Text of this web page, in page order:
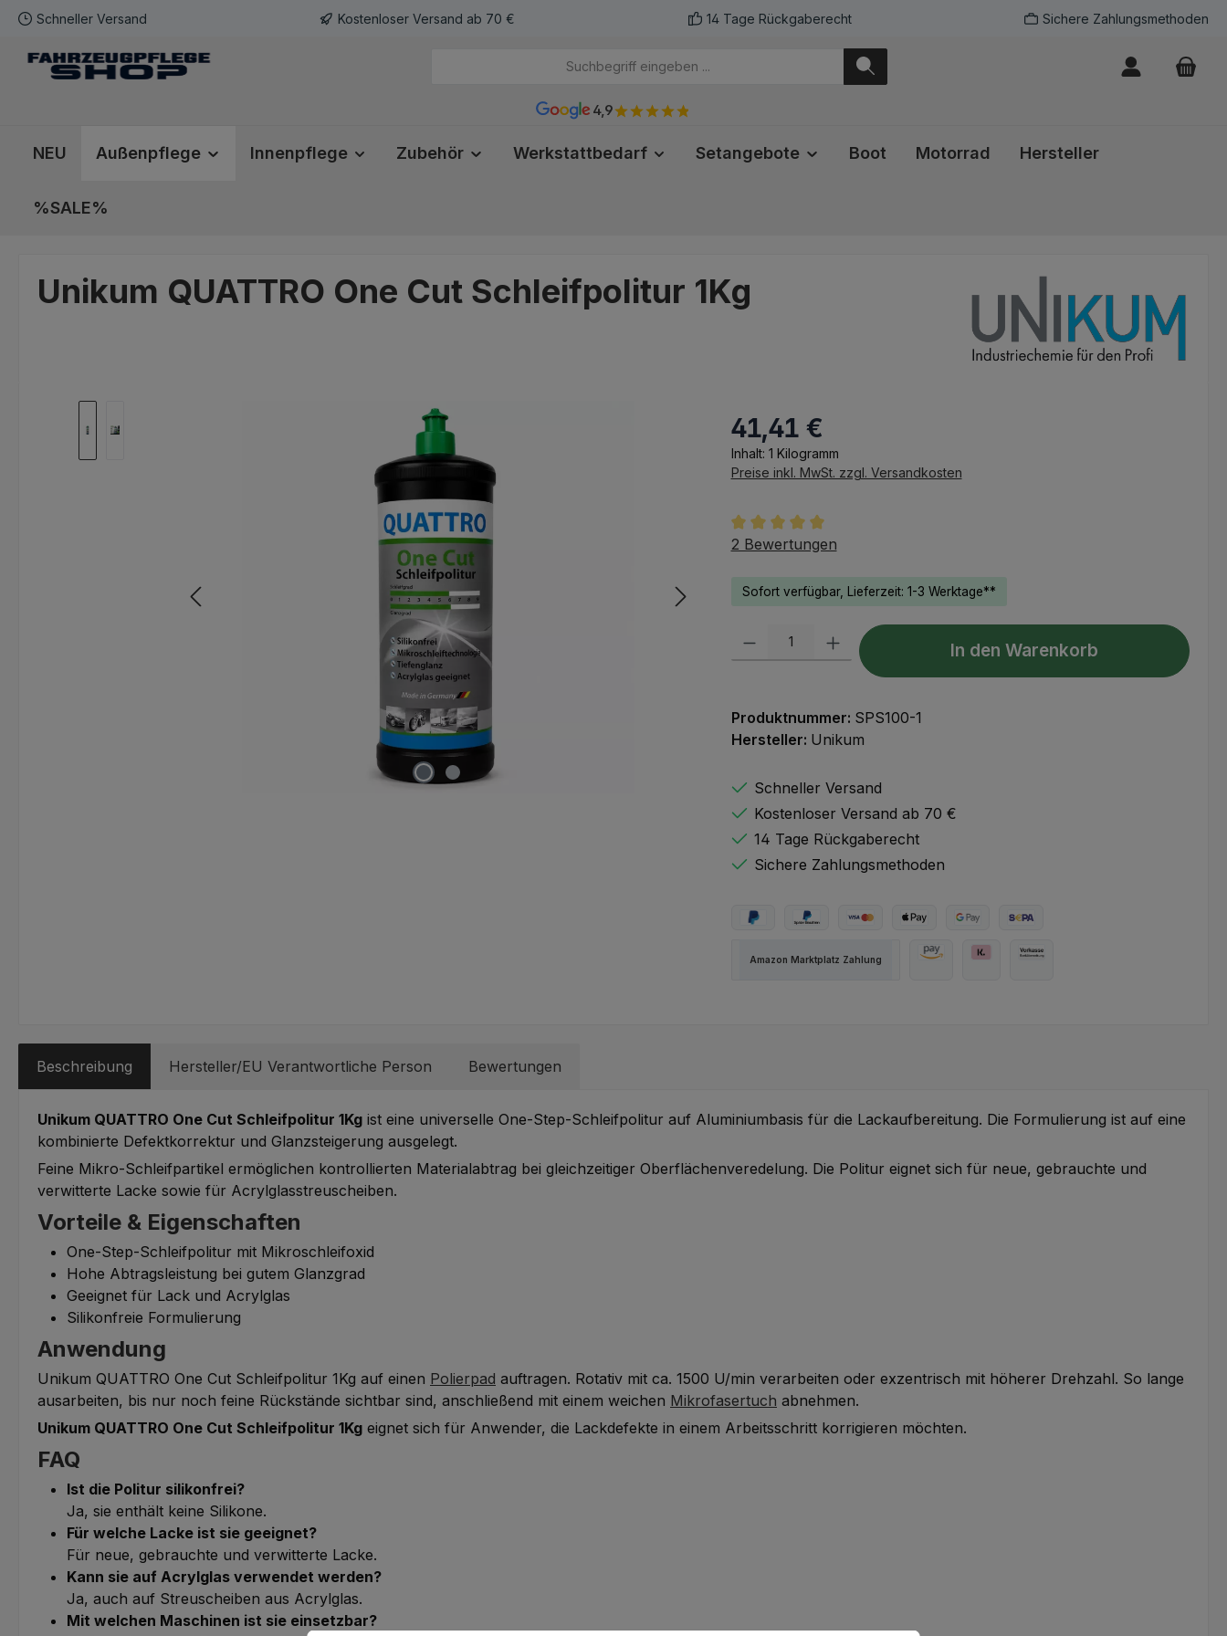
Hauptinhalt springen
Zur Suche springen
Zur Hauptnavigation springen
Schneller Versand Kostenloser Versand ab 70 € 14 Tage Rückgaberecht Sichere Zahlungsmethoden
4,9
NEU Außenpflege Innenpflege Zubehör Werkstattbedarf Setangebote Boot Motorrad Hersteller
%SALE%
Unikum QUATTRO One Cut Schleifpolitur 1Kg
Regulärer Preis:
41,41 €
Inhalt: 1 Kilogramm
Preise inkl. MwSt. zzgl. Versandkosten
Durchschnittliche Bewertung von 5 von 5 Sternen
2 Bewertungen
Sofort verfügbar, Lieferzeit: 1-3 Werktage**
Produkt Anzahl: Gib den gewünschten Wert ein oder benutze die Schaltflächen
In den Warenkorb
Produktnummer: SPS100-1
Hersteller: Unikum
Schneller Versand
Kostenloser Versand ab 70 €
14 Tage Rückgaberecht
Sichere Zahlungsmethoden
Amazon Marktplatz Zahlung
Beschreibung Hersteller/EU Verantwortliche Person Bewertungen
Unikum QUATTRO One Cut Schleifpolitur 1Kg ist eine universelle One-Step-Schleifpolitur auf Aluminiumbasis für die Lackaufbereitung. Die Formulierung ist auf eine
kombinierte Defektkorrektur und Glanzsteigerung ausgelegt.
Feine Mikro-Schleifpartikel ermöglichen kontrollierten Materialabtrag bei gleichzeitiger Oberflächenveredelung. Die Politur eignet sich für neue, gebrauchte und
verwitterte Lacke sowie für Acrylglasstreuscheiben.
Vorteile & Eigenschaften
One-Step-Schleifpolitur mit Mikroschleifoxid
Hohe Abtragsleistung bei gutem Glanzgrad
Geeignet für Lack und Acrylglas
Silikonfreie Formulierung
Anwendung
Unikum QUATTRO One Cut Schleifpolitur 1Kg auf einen Polierpad auftragen. Rotativ mit ca. 1500 U/min verarbeiten oder exzentrisch mit höherer Drehzahl. So lange
ausarbeiten, bis nur noch feine Rückstände sichtbar sind, anschließend mit einem weichen Mikrofasertuch abnehmen.
Unikum QUATTRO One Cut Schleifpolitur 1Kg eignet sich für Anwender, die Lackdefekte in einem Arbeitsschritt korrigieren möchten.
FAQ
Ist die Politur silikonfrei?
Ja, sie enthält keine Silikone.
Für welche Lacke ist sie geeignet?
Für neue, gebrauchte und verwitterte Lacke.
Kann sie auf Acrylglas verwendet werden?
Ja, auch auf Streuscheiben aus Acrylglas.
Mit welchen Maschinen ist sie einsetzbar?